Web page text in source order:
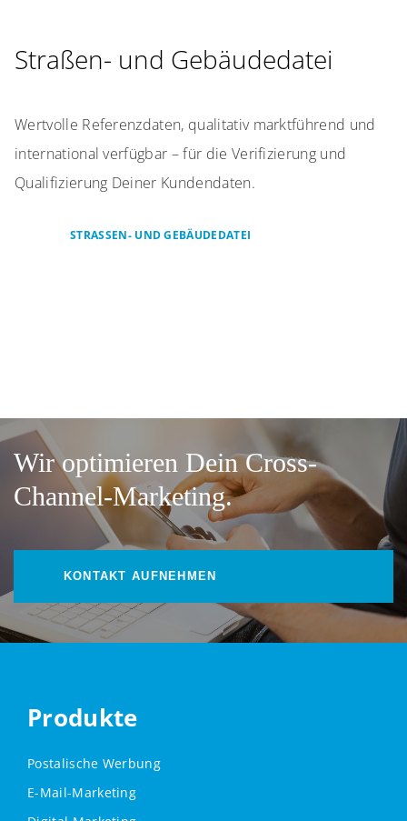
Straßen- und Gebäudedatei
Wertvolle Referenzdaten, qualitativ marktführend und
international verfügbar – für die Verifizierung und
Qualifizierung Deiner Kundendaten.
STRASSEN- UND GEBÄUDEDATEI
Wir optimieren Dein Cross-
Channel-Marketing.
KONTAKT AUFNEHMEN
Produkte
Postalische Werbung
E-Mail-Marketing